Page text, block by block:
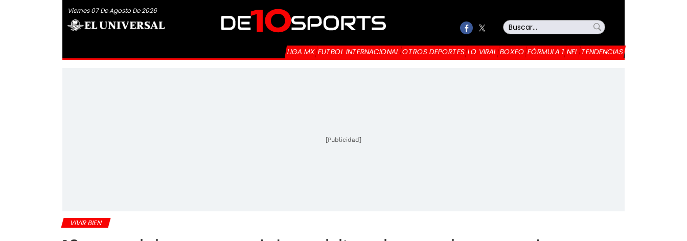
Viernes 07 De Agosto De 2026
LIGA MX FUTBOL INTERNACIONAL OTROS DEPORTES LO VIRAL BOXEO FÓRMULA 1 NFL TENDENCIAS
[Publicidad]
VIVIR BIEN